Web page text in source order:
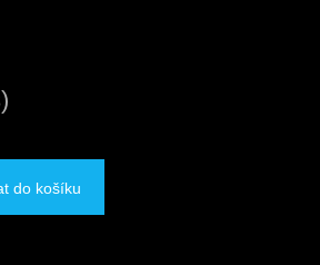
do košíku